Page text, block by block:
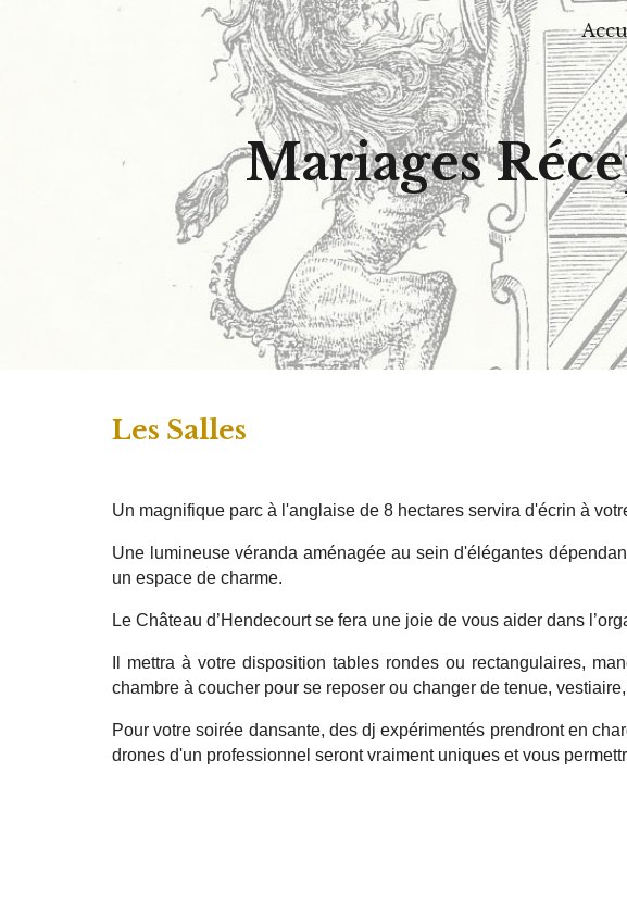
Skip to main content
Mariages
Les Salles
Un magnifique parc à l'anglaise de 8 hectares servira d'écrin à
Une lumineuse véranda aménagée au sein d'élégantes
un espace de charme.
Le Château d’Hendecourt se fera une joie de vous aider dans
Il mettra à votre disposition tables rondes ou rectangulaires,
chambre à coucher pour se reposer ou changer de tenue,
Pour votre soirée dansante, des dj expérimentés prendront en
drones d'un professionnel seront vraiment uniques et vous